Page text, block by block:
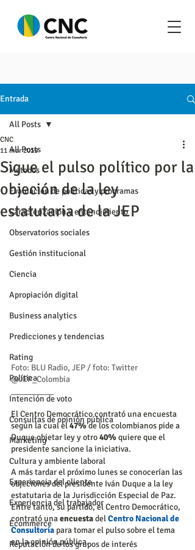
Entrada
All Posts
Metodos
Evaluación de políticas y programas
Caracterización y entendimiento
Observatorios sociales
Gestión institucional
Ciencia
Apropiación digital
Business analytics
Predicciones y tendencias
Rating
Política
Intención de voto
Consultas de opinión pública
Marketing
Cultura y ambiente laboral
Experiencia del cliente
Experiencia del trabajador
Ecommerce
Reputación de los grupos de interés
All Posts
Sigue el pulso político por la
objeción de la ley
estatutaria de la JEP
CNC
11 mar 2019
Foto: BLU Radio, JEP / foto: Twitter
@JEP_Colombia
El Centro Democrático contrató una encuesta
según la cual el 47% de los colombianos pide a
Duque objetar ley y otro 40% quiere que el
presidente sancione la iniciativa.
A más tardar el próximo lunes se conocerían las
objeciones del presidente Iván Duque a la ley
estatutaria de la Jurisdicción Especial de Paz.
Entre tanto, su partido, el Centro Democrático,
contrató una encuesta del Centro Nacional de
Consultoría para tomar el pulso sobre el tema
en la opinión pública.